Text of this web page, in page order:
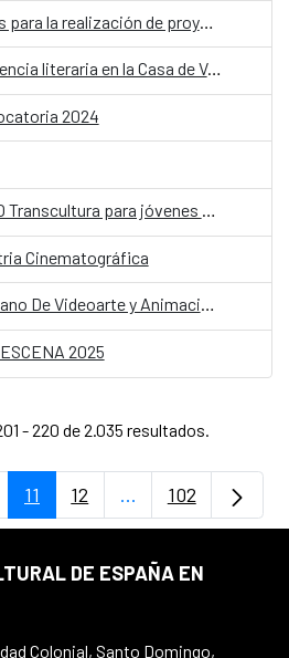
Convocatoria de becas para la realización de proyectos artísticos con cesión de Estudios en Bilbao Arte
Convocatoria de residencia literaria en la Casa de Velázquez para escritores latinoamericanos
2024
Convocatoria UNESCO Transcultura para jóvenes diseñadores de joyería y ceramistas del Caribe
Cinematográfica
II Festival Iberoamericano De Videoarte y Animación “Cero Violencia Contra Las Mujeres”
2025
- 220 de 2.035 resultados.
intermedias Use TAB para
Página
11 Página
12 ...PáginasPágina
102
DE ESPAÑA EN
Colonial, Santo Domingo,